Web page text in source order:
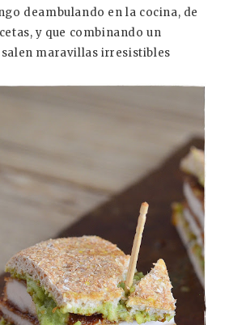
deambulando en la cocina, de
y que combinando un
maravillas irresistibles